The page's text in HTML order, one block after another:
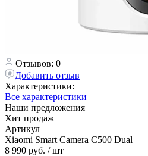
Отзывов: 0
Добавить отзыв
Характеристики:
Все характеристики
Наши предложения
Хит продаж
Артикул
Xiaomi Smart Camera C500 Dual
8 990 руб. / шт